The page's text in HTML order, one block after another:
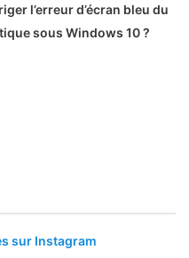
l’erreur d’écran bleu du
sous Windows 10 ?
sur Instagram